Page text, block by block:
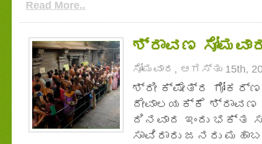
Read More..
ಶ್ರಾವಣ
ಸೋಮವಾರ, ಆಗಸ್ತು 15th,
ಶ್ರೀ ಕ್ಷೇತ್ರ
ದೇವಾಲಯಕ್ಕೆ ಶ್ರಾವಣ
ದಿನವಾದ ಇಂದು ಭಕ್ತ
ಸಾವಿರಾರು ಜನರು